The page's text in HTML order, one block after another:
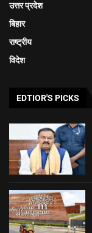
उत्तर प्रदेश
बिहार
राष्ट्रीय
विदेश
EDTIOR'S PICKS